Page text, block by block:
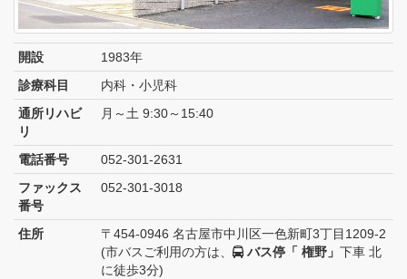
開設
1983年
診療科目
内科・小児科
通所リハビ
リ
月～土 9:30～15:40
電話番号
052-301-2631
ファックス
番号
052-301-3018
住所
〒454-0946 名古屋市中川区一色新町3丁目1209-2
(市バスご利用の方は、
バス停「 権野」 下車 北
に徒歩3分)